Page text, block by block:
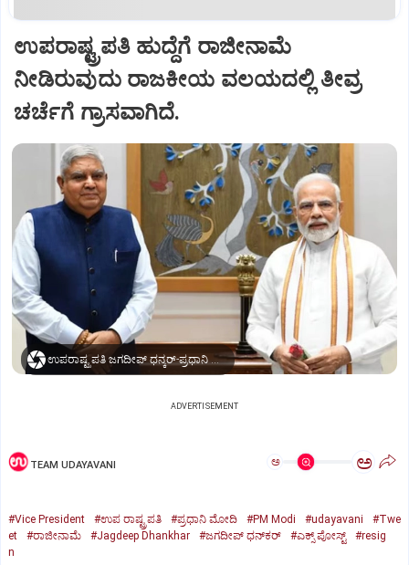
ಉಪರಾಷ್ಟ್ರಪತಿ ಹುದ್ದೆಗೆ ರಾಜೀನಾಮೆ
ನೀಡಿರುವುದು ರಾಜಕೀಯ ವಲಯದಲ್ಲಿ ತೀವ್ರ
ಚರ್ಚೆಗೆ ಗ್ರಾಸವಾಗಿದೆ.
ಉಪರಾಷ್ಟ್ರಪತಿ ಜಗದೀಪ್‌ ಧನ್ಕರ್-ಪ್ರಧಾನಿ ಮೋದಿ
ADVERTISEMENT
TEAM UDAYAVANI ಅ ಅ
#Vice President #ಉಪ ರಾಷ್ಟ್ರಪತಿ #ಪ್ರಧಾನಿ ಮೋದಿ #PM Modi #udayavani
#Twe
et
#ರಾಜೀನಾಮೆ #Jagdeep Dhankhar #ಜಗದೀಪ್‌ ಧನ್‌ಕರ್‌ #ಎಕ್ಸ್‌ ಪೋಸ್ಟ್
#resig
n